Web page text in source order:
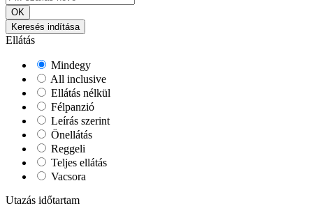
OK
Keresés indítása
Ellátás
Mindegy
All inclusive
Ellátás nélkül
Félpanzió
Leírás szerint
Önellátás
Reggeli
Teljes ellátás
Vacsora
Utazás időtartam